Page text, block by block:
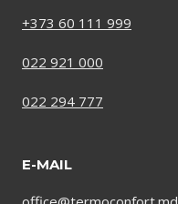
+373 60 111 999
022 921 000
022 294 777
E-MAIL